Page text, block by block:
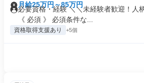
月給25万円～85万円
必要資格・経験 ＼＼未経験者歓迎！人
《 必須 》 必須条件な...
資格取得支援あり +5個